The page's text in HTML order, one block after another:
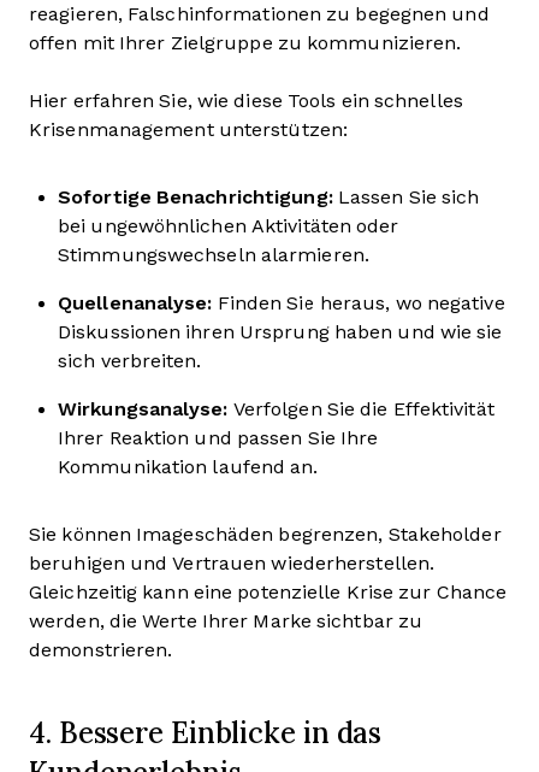
reagieren, Falschinformationen zu begegnen und
offen mit Ihrer Zielgruppe zu kommunizieren.
Hier erfahren Sie, wie diese Tools ein schnelles
Krisenmanagement unterstützen:
Sofortige Benachrichtigung:Lassen Sie sich
bei ungewöhnlichen Aktivitäten oder
Stimmungswechseln alarmieren.
Quellenanalyse: Finden Sie heraus, wo negative
Diskussionen ihren Ursprung haben und wie sie
sich verbreiten.
Wirkungsanalyse: Verfolgen Sie die Effektivität
Ihrer Reaktion und passen Sie Ihre
Kommunikation laufend an.
Sie können Imageschäden begrenzen, Stakeholder
beruhigen und Vertrauen wiederherstellen.
Gleichzeitig kann eine potenzielle Krise zur Chance
werden, die Werte Ihrer Marke sichtbar zu
demonstrieren.
4. Bessere Einblicke in das